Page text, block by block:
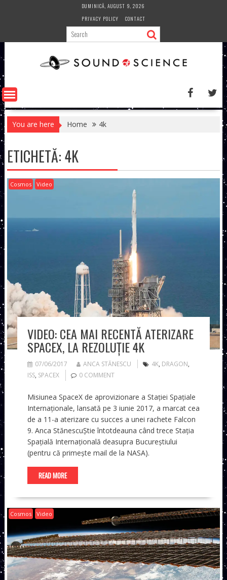
DUMINICĂ, AUGUST 9, 2026
PRIVACY POLICY
CONTACT
You are here Home 4k
ETICHETĂ:4K
Cosmos Video
VIDEO: CEA MAI RECENTĂ ATERIZARE
SPACEX, LA REZOLUȚIE 4K
07/06/2017 ANCA STĂNESCU 4K, DRAGON,
ISS, SPACEX 0 COMMENT
Misiunea SpaceX de aprovizionare a Stației Spațiale
Internaționale, lansată pe 3 iunie 2017, a marcat cea
de a 11-a aterizare cu succes a unei rachete Falcon
9. Anca StănescuȘtie întotdeauna când trece Stația
Spațială Internațională deasupra Bucureștiului
(pentru că primește mail de la NASA).
READ MORE
Cosmos Video